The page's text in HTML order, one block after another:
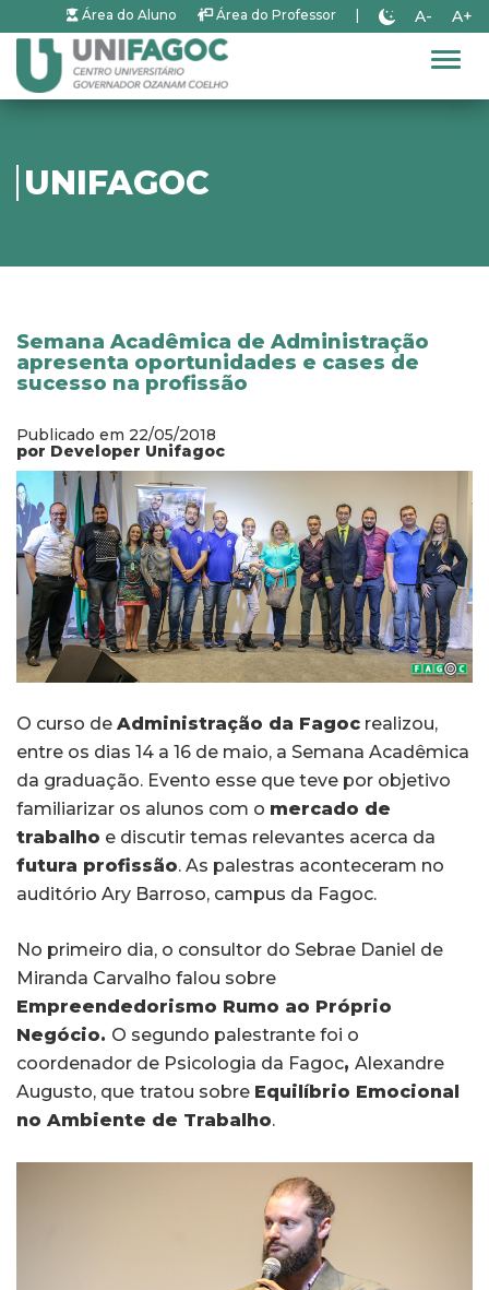
Área do Aluno Área do Professor A- A+
UNIFAGOC
Semana Acadêmica de Administração
apresenta oportunidades e cases de
sucesso na profissão
Publicado em 22/05/2018
por Developer Unifagoc
O curso de Administração da Fagoc realizou,
entre os dias 14 a 16 de maio, a Semana Acadêmica
da graduação. Evento esse que teve por objetivo
familiarizar os alunos com o mercado de
trabalho e discutir temas relevantes acerca da
futura profissão. As palestras aconteceram no
auditório Ary Barroso, campus da Fagoc.
No primeiro dia, o consultor do Sebrae Daniel de
Miranda Carvalho falou sobre
Empreendedorismo Rumo ao Próprio
Negócio. O segundo palestrante foi o
coordenador de Psicologia da Fagoc, Alexandre
Augusto, que tratou sobre Equilíbrio Emocional
no Ambiente de Trabalho.